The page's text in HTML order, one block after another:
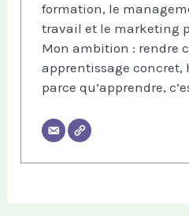
formation, le
travail et le marketing
Mon ambition : rendre
apprentissage
parce qu’apprendre,